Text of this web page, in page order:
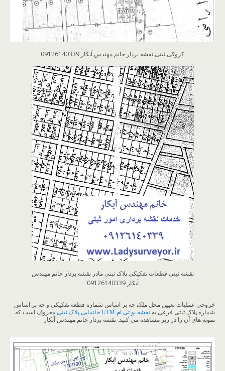
کروکی ثبتی نقشه بردار خانم مهندس آبکار 09126140339
نقشه ثبتی قطعات تفکیکی پلاک ثبتی مادر نقشه بردار خانم مهندس
آبکار 09126140339
خروجی عملیات تعیین محل ملک چه بر اساس شماره قطعه تفکیکی و چه بر اساس
شماره پلاک ثبتی فرعی به نقشه یو تی ام UTM جانمایی پلاک ثبتی
معروف است که
نمونه های آن را در زیر مشاهده می کنید. نقشه بردار خانم مهندس آبکار